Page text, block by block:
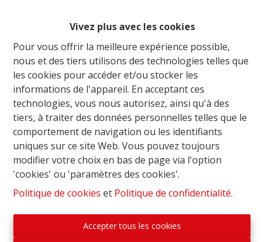
Vivez plus avec les cookies
Pour vous offrir la meilleure expérience possible,
nous et des tiers utilisons des technologies telles que
les cookies pour accéder et/ou stocker les
informations de l'appareil. En acceptant ces
technologies, vous nous autorisez, ainsi qu'à des
tiers, à traiter des données personnelles telles que le
comportement de navigation ou les identifiants
uniques sur ce site Web. Vous pouvez toujours
modifier votre choix en bas de page via l'option
'cookies' ou 'paramètres des cookies'.
Politique de cookies et Politique de confidentialité.
Accepter tous les cookies
Trouver un acheteur potentiel ne s’avère pas toujours
être facile : Téléphone, Visites, négociations,
démarches administratives… Notre équipe s’occupe de
vous et de votre confort dans ces démarches
importantes, et gère de A à Z, les dossiers entrant dans
notre portefeuille.